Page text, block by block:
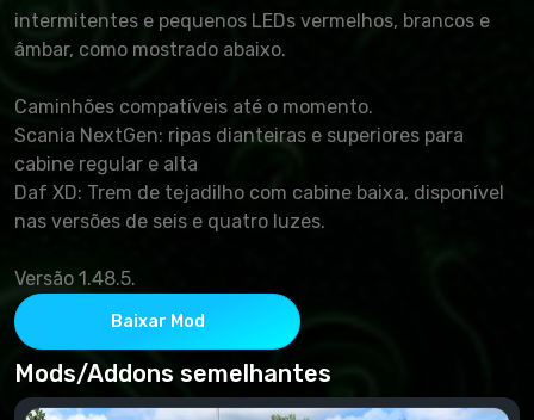
intermitentes e pequenos LEDs vermelhos, brancos e
âmbar, como mostrado abaixo.
Caminhões compatíveis até o momento.
Scania NextGen: ripas dianteiras e superiores para
cabine regular e alta
Daf XD: Trem de tejadilho com cabine baixa, disponível
nas versões de seis e quatro luzes.
Versão 1.48.5.
Baixar Mod
Mods/Addons semelhantes